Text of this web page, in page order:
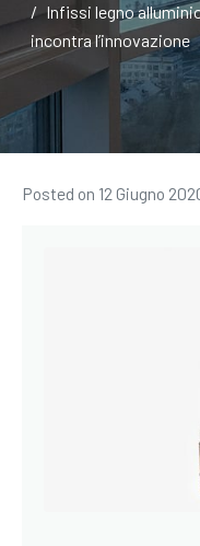
Infissi legno
incontra l’innovazione
Posted on 12 Giugno